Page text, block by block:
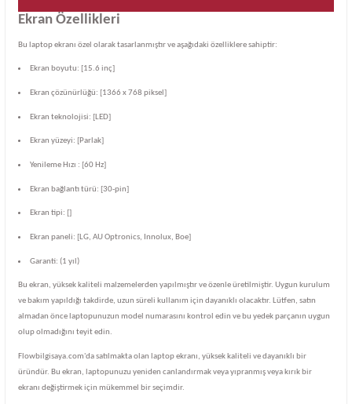
Ekran Özellikleri
Bu laptop ekranı özel olarak tasarlanmıştır ve aşağıdaki özelliklere sahiptir:
Ekran boyutu: [15.6 inç]
Ekran çözünürlüğü: [1366 x 768 piksel]
Ekran teknolojisi: [LED]
Ekran yüzeyi: [Parlak]
Yenileme Hızı : [60 Hz]
Ekran bağlantı türü: [30-pin]
Ekran tipi: []
Ekran paneli: [LG, AU Optronics, Innolux, Boe]
Garanti: (1 yıl)
Bu ekran, yüksek kaliteli malzemelerden yapılmıştır ve özenle üretilmiştir. Uygun kurulum
ve bakım yapıldığı takdirde, uzun süreli kullanım için dayanıklı olacaktır. Lütfen, satın
almadan önce laptopunuzun model numarasını kontrol edin ve bu yedek parçanın uygun
olup olmadığını teyit edin.
Flowbilgisaya.com'da satılmakta olan laptop ekranı, yüksek kaliteli ve dayanıklı bir
üründür. Bu ekran, laptopunuzu yeniden canlandırmak veya yıpranmış veya kırık bir
ekranı değiştirmek için mükemmel bir seçimdir.